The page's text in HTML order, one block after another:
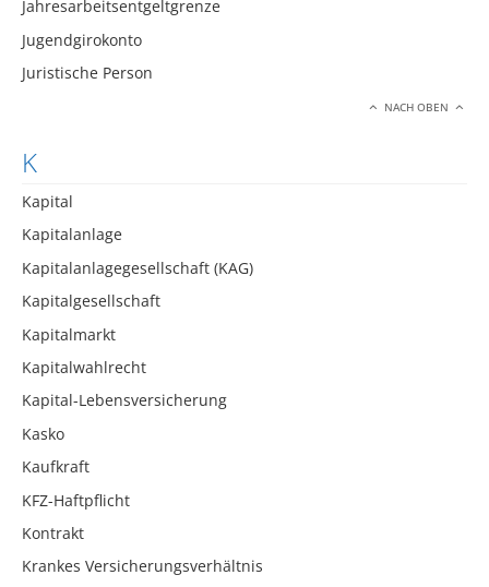
Jahresarbeitsentgeltgrenze
Jugendgirokonto
Juristische Person
NACH OBEN
K
Kapital
Kapitalanlage
Kapitalanlagegesellschaft (KAG)
Kapitalgesellschaft
Kapitalmarkt
Kapitalwahlrecht
Kapital-Lebensversicherung
Kasko
Kaufkraft
KFZ-Haftpflicht
Kontrakt
Krankes Versicherungsverhältnis